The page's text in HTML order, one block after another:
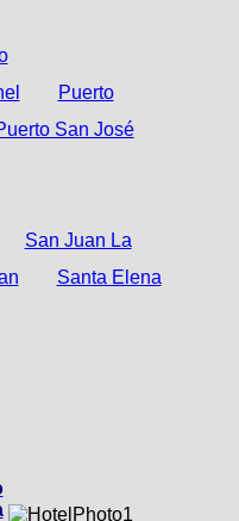
Puerto
San José
San Juan La
Santa Elena